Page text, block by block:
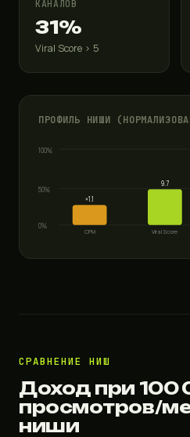
КАНАЛОВ
31%
Viral Score > 5
ПРОФИЛЬ НИШИ
100%
50%
0%
×1.1
CPM
9.7
Viral Score
СРАВНЕНИЕ НИШ
Доход при 100
просмотров/
ниши